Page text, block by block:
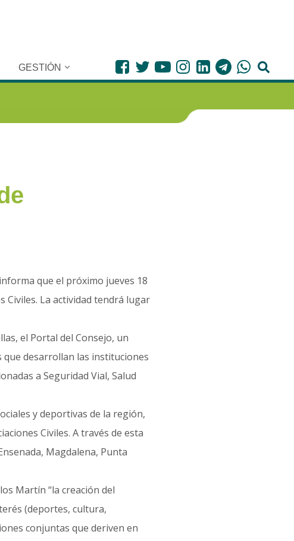
GESTIÓN
que el próximo jueves 18
Civiles. La actividad tendrá lugar
el Portal del Consejo, un
desarrollan las instituciones
a Seguridad Vial, Salud
y deportivas de la región,
Civiles. A través de esta
Magdalena, Punta
Martín “la creación del
(deportes, cultura,
conjuntas que deriven en